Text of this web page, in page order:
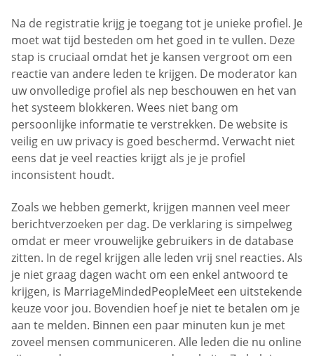
Na de registratie krijg je toegang tot je unieke profiel. Je
moet wat tijd besteden om het goed in te vullen. Deze
stap is cruciaal omdat het je kansen vergroot om een
reactie van andere leden te krijgen. De moderator kan
uw onvolledige profiel als nep beschouwen en het van
het systeem blokkeren. Wees niet bang om
persoonlijke informatie te verstrekken. De website is
veilig en uw privacy is goed beschermd. Verwacht niet
eens dat je veel reacties krijgt als je je profiel
inconsistent houdt.
Zoals we hebben gemerkt, krijgen mannen veel meer
berichtverzoeken per dag. De verklaring is simpelweg
omdat er meer vrouwelijke gebruikers in de database
zitten. In de regel krijgen alle leden vrij snel reacties. Als
je niet graag dagen wacht om een enkel antwoord te
krijgen, is MarriageMindedPeopleMeet een uitstekende
keuze voor jou. Bovendien hoef je niet te betalen om je
aan te melden. Binnen een paar minuten kun je met
zoveel mensen communiceren. Alle leden die nu online